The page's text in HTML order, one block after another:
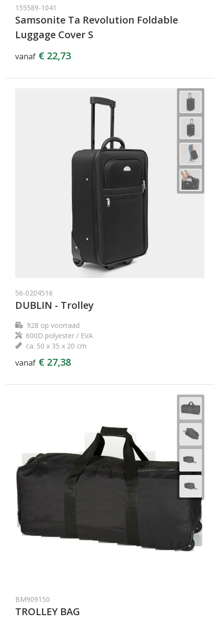
155589-1041
Samsonite Ta Revolution Foldable
Luggage Cover S
vanaf € 22,73
56-0204516
DUBLIN - Trolley
928 op voorraad
600D polyester / EVA
ca. 50 x 35 x 20 cm
vanaf € 27,38
BM909150
TROLLEY BAG